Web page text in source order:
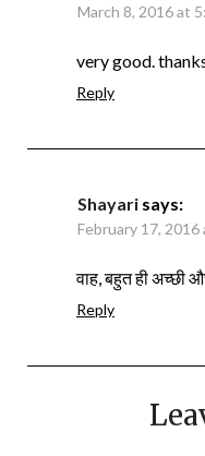
March 8, 2016 at
very good.
Reply
Shayari says:
February 17, 2016
वाह, बहुत ही अच्छी
Reply